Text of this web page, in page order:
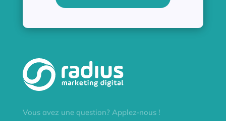
Vous avez une question? Applez-nous !